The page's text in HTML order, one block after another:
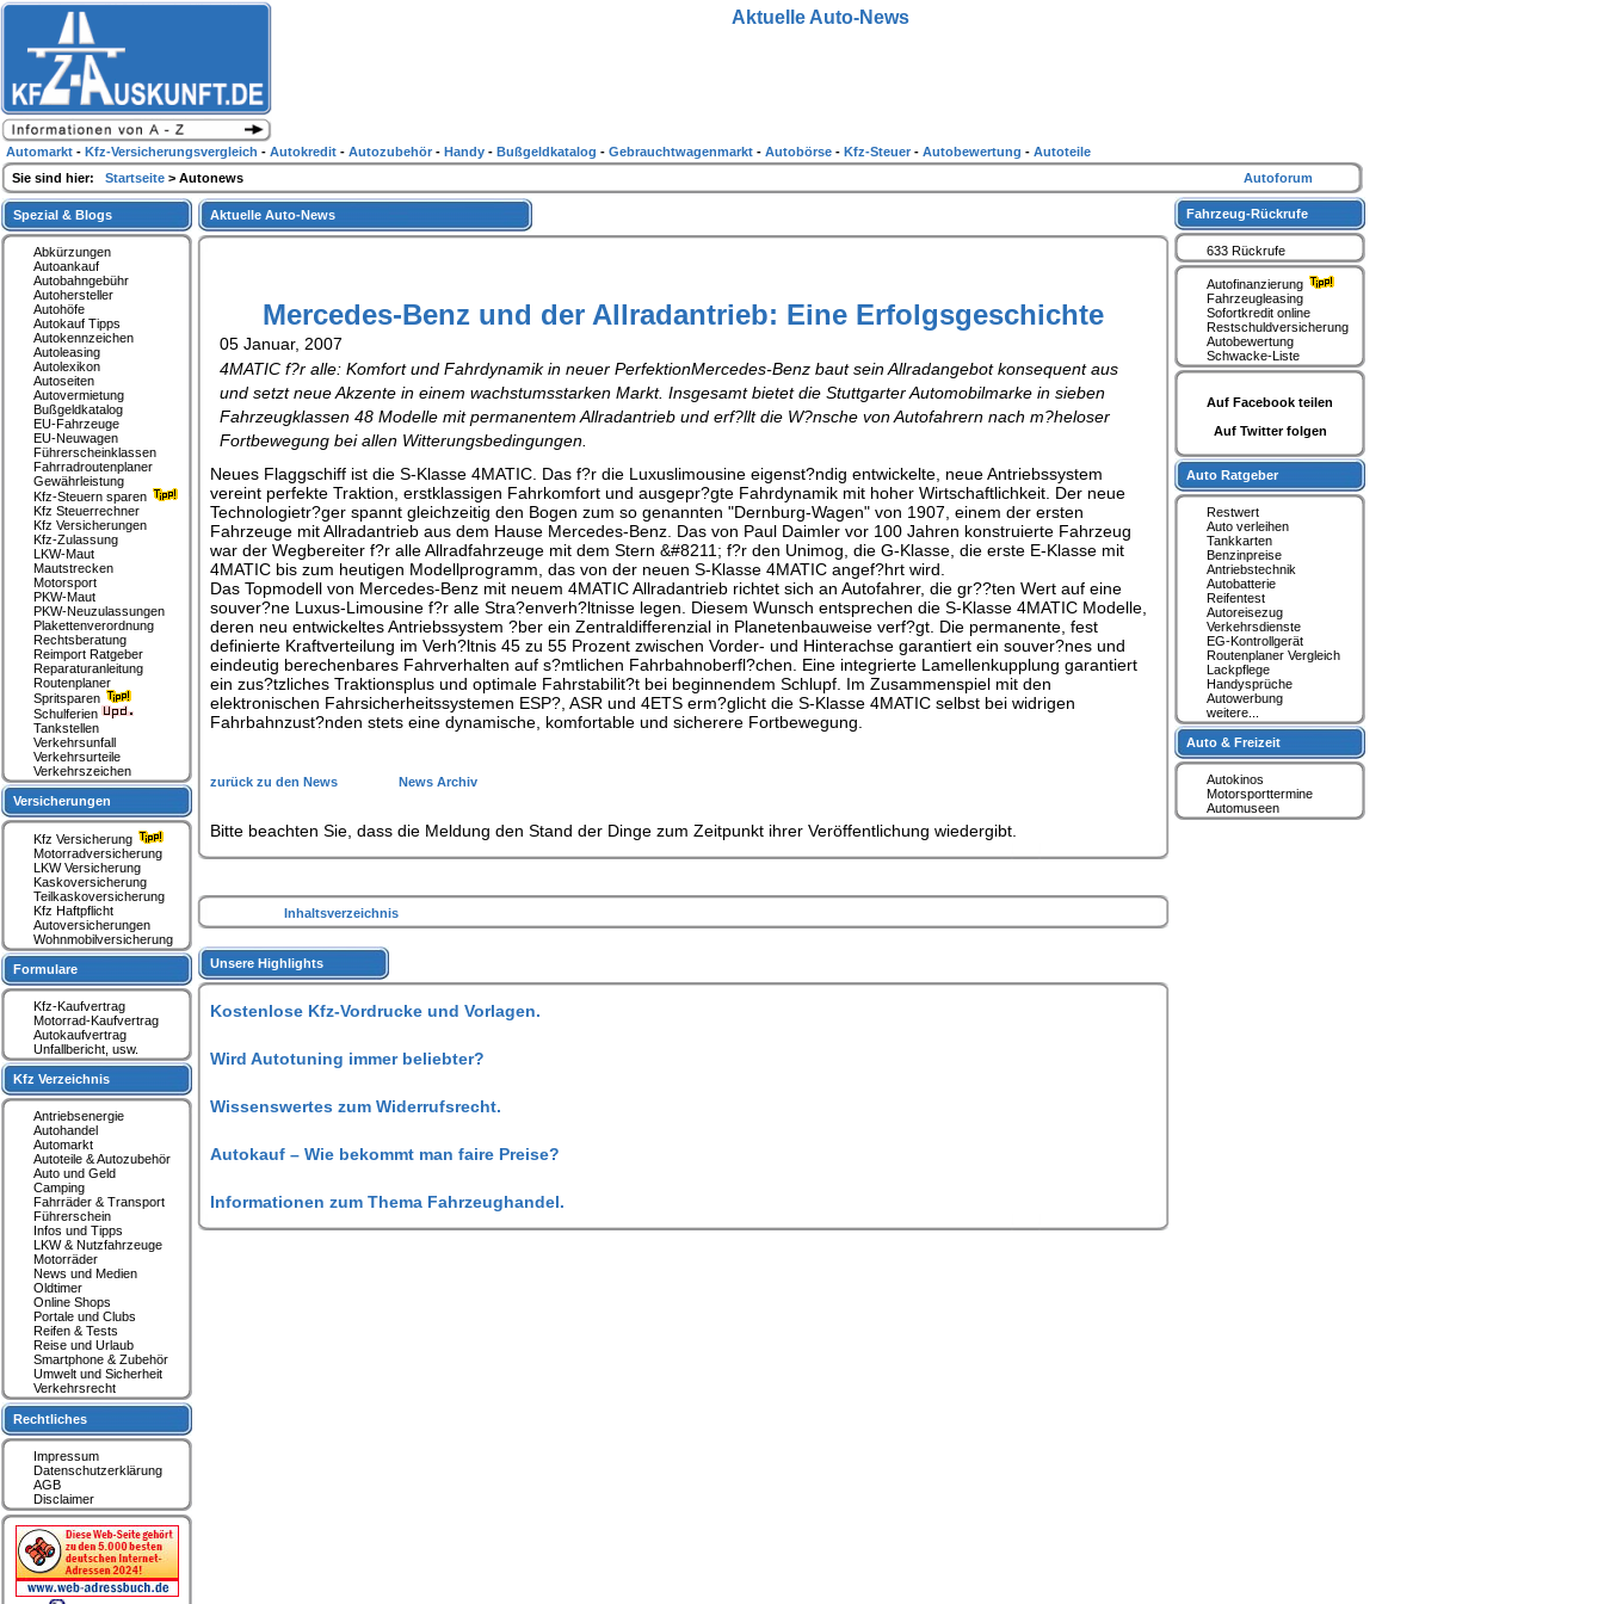
Aktuelle Auto-News
Mercedes-Benz und der Allradantrieb: Eine Erfolgsgeschichte
05 Januar, 2007
4MATIC f?r alle: Komfort und Fahrdynamik in neuer PerfektionMercedes-Benz baut sein Allradangebot konsequent aus
und setzt neue Akzente in einem wachstumsstarken Markt. Insgesamt bietet die Stuttgarter Automobilmarke in sieben
Fahrzeugklassen 48 Modelle mit permanentem Allradantrieb und erf?llt die W?nsche von Autofahrern nach m?heloser
Fortbewegung bei allen Witterungsbedingungen.
Neues Flaggschiff ist die S-Klasse 4MATIC. Das f?r die Luxuslimousine eigenst?ndig entwickelte, neue Antriebssystem
vereint perfekte Traktion, erstklassigen Fahrkomfort und ausgepr?gte Fahrdynamik mit hoher Wirtschaftlichkeit. Der neue
Technologietr?ger spannt gleichzeitig den Bogen zum so genannten "Dernburg-Wagen" von 1907, einem der ersten
Fahrzeuge mit Allradantrieb aus dem Hause Mercedes-Benz. Das von Paul Daimler vor 100 Jahren konstruierte Fahrzeug
war der Wegbereiter f?r alle Allradfahrzeuge mit dem Stern &#8211; f?r den Unimog, die G-Klasse, die erste E-Klasse mit
4MATIC bis zum heutigen Modellprogramm, das von der neuen S-Klasse 4MATIC angef?hrt wird.
Das Topmodell von Mercedes-Benz mit neuem 4MATIC Allradantrieb richtet sich an Autofahrer, die gr??ten Wert auf eine
souver?ne Luxus-Limousine f?r alle Stra?enverh?ltnisse legen. Diesem Wunsch entsprechen die S-Klasse 4MATIC Modelle,
deren neu entwickeltes Antriebssystem ?ber ein Zentraldifferenzial in Planetenbauweise verf?gt. Die permanente, fest
definierte Kraftverteilung im Verh?ltnis 45 zu 55 Prozent zwischen Vorder- und Hinterachse garantiert ein souver?nes und
eindeutig berechenbares Fahrverhalten auf s?mtlichen Fahrbahnoberfl?chen. Eine integrierte Lamellenkupplung garantiert
ein zus?tzliches Traktionsplus und optimale Fahrstabilit?t bei beginnendem Schlupf. Im Zusammenspiel mit den
elektronischen Fahrsicherheitssystemen ESP?, ASR und 4ETS erm?glicht die S-Klasse 4MATIC selbst bei widrigen
Fahrbahnzust?nden stets eine dynamische, komfortable und sicherere Fortbewegung.
zurück zu den News News Archiv
Bitte beachten Sie, dass die Meldung den Stand der Dinge zum Zeitpunkt ihrer Veröffentlichung wiedergibt.
Inhaltsverzeichnis
Unsere Highlights
Kostenlose Kfz-Vordrucke und Vorlagen.
Wird Autotuning immer beliebter?
Wissenswertes zum Widerrufsrecht.
Autokauf – Wie bekommt man faire Preise?
Informationen zum Thema Fahrzeughandel.
Spezial & Blogs
Abkürzungen
Autoankauf
Autobahngebühr
Autohersteller
Autohöfe
Autokauf Tipps
Autokennzeichen
Autoleasing
Autolexikon
Autoseiten
Autovermietung
Bußgeldkatalog
EU-Fahrzeuge
EU-Neuwagen
Führerscheinklassen
Fahrradroutenplaner
Gewährleistung
Kfz-Steuern sparen
Kfz Steuerrechner
Kfz Versicherungen
Kfz-Zulassung
LKW-Maut
Mautstrecken
Motorsport
PKW-Maut
PKW-Neuzulassungen
Plakettenverordnung
Rechtsberatung
Reimport Ratgeber
Reparaturanleitung
Routenplaner
Spritsparen
Schulferien
Tankstellen
Verkehrsunfall
Verkehrsurteile
Verkehrszeichen
Versicherungen
Kfz Versicherung
Motorradversicherung
LKW Versicherung
Kaskoversicherung
Teilkaskoversicherung
Kfz Haftpflicht
Autoversicherungen
Wohnmobilversicherung
Formulare
Kfz-Kaufvertrag
Motorrad-Kaufvertrag
Autokaufvertrag
Unfallbericht, usw.
Kfz Verzeichnis
Antriebsenergie
Autohandel
Automarkt
Autoteile & Autozubehör
Auto und Geld
Camping
Fahrräder & Transport
Führerschein
Infos und Tipps
LKW & Nutzfahrzeuge
Motorräder
News und Medien
Oldtimer
Online Shops
Portale und Clubs
Reifen & Tests
Reise und Urlaub
Smartphone & Zubehör
Umwelt und Sicherheit
Verkehrsrecht
Rechtliches
Impressum
Datenschutzerklärung
AGB
Disclaimer
Fahrzeug-Rückrufe
633 Rückrufe
Autofinanzierung
Fahrzeugleasing
Sofortkredit online
Restschuldversicherung
Autobewertung
Schwacke-Liste
Auf Facebook teilen
Auf Twitter folgen
Auto Ratgeber
Restwert
Auto verleihen
Tankkarten
Benzinpreise
Antriebstechnik
Autobatterie
Reifentest
Autoreisezug
Verkehrsdienste
EG-Kontrollgerät
Routenplaner Vergleich
Lackpflege
Handysprüche
Autowerbung
weitere...
Auto & Freizeit
Autokinos
Motorsporttermine
Automuseen
Aktuelle Auto-News
Automarkt - Kfz-Versicherungsvergleich - Autokredit - Autozubehör - Handy - Bußgeldkatalog - Gebrauchtwagenmarkt - Autobörse - Kfz-Steuer - Autobewertung - Autoteile
Sie sind hier: Startseite > Autonews Autoforum